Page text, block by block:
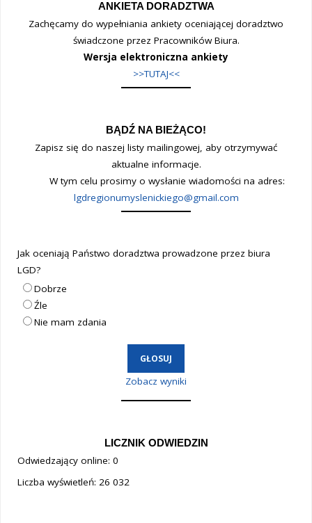
ANKIETA DORADZTWA
Zachęcamy do wypełniania ankiety oceniającej doradztwo
świadczone przez Pracowników Biura.
Wersja elektroniczna ankiety
>>TUTAJ<<
BĄDŹ NA BIEŻĄCO!
Zapisz się do naszej listy mailingowej, aby otrzymywać
aktualne informacje.
W tym celu prosimy o wysłanie wiadomości na adres:
lgdregionumyslenickiego@gmail.com
Jak oceniają Państwo doradztwa prowadzone przez biura
LGD?
Dobrze
Źle
Nie mam zdania
Zobacz wyniki
LICZNIK ODWIEDZIN
Odwiedzający online: 0
Liczba wyświetleń: 26 032